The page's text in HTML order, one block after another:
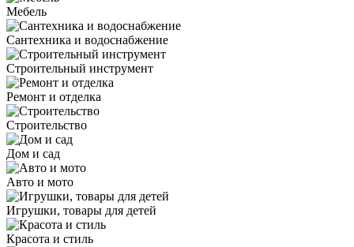
Мебель
Сантехника и водоснабжение
Строительный инструмент
Ремонт и отделка
Строительство
Дом и сад
Авто и мото
Игрушки, товары для детей
Красота и стиль